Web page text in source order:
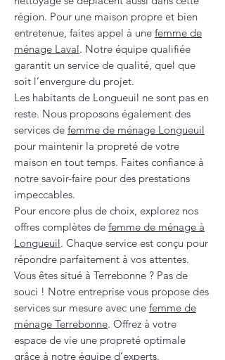
région. Pour une maison propre et bien
entretenue, faites appel à une femme de
ménage Laval. Notre équipe qualifiée
garantit un service de qualité, quel que
soit l’envergure du projet.
Les habitants de Longueuil ne sont pas en
reste. Nous proposons également des
services de femme de ménage Longueuil
pour maintenir la propreté de votre
maison en tout temps. Faites confiance à
notre savoir-faire pour des prestations
impeccables.
Pour encore plus de choix, explorez nos
offres complètes de femme de ménage à
Longueuil. Chaque service est conçu pour
répondre parfaitement à vos attentes.
Vous êtes situé à Terrebonne ? Pas de
souci ! Notre entreprise vous propose des
services sur mesure avec une femme de
ménage Terrebonne. Offrez à votre
espace de vie une propreté optimale
grâce à notre équipe d’experts.